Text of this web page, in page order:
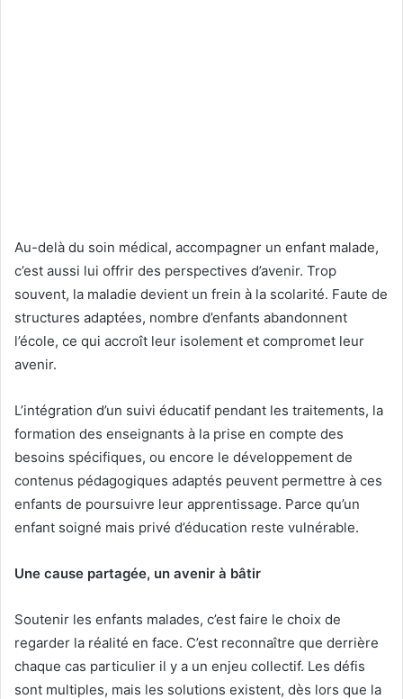
Au-delà du soin médical, accompagner un enfant malade,
c’est aussi lui offrir des perspectives d’avenir. Trop
souvent, la maladie devient un frein à la scolarité. Faute de
structures adaptées, nombre d’enfants abandonnent
l’école, ce qui accroît leur isolement et compromet leur
avenir.
L’intégration d’un suivi éducatif pendant les traitements, la
formation des enseignants à la prise en compte des
besoins spécifiques, ou encore le développement de
contenus pédagogiques adaptés peuvent permettre à ces
enfants de poursuivre leur apprentissage. Parce qu’un
enfant soigné mais privé d’éducation reste vulnérable.
Une cause partagée, un avenir à bâtir
Soutenir les enfants malades, c’est faire le choix de
regarder la réalité en face. C’est reconnaître que derrière
chaque cas particulier il y a un enjeu collectif. Les défis
sont multiples, mais les solutions existent, dès lors que la